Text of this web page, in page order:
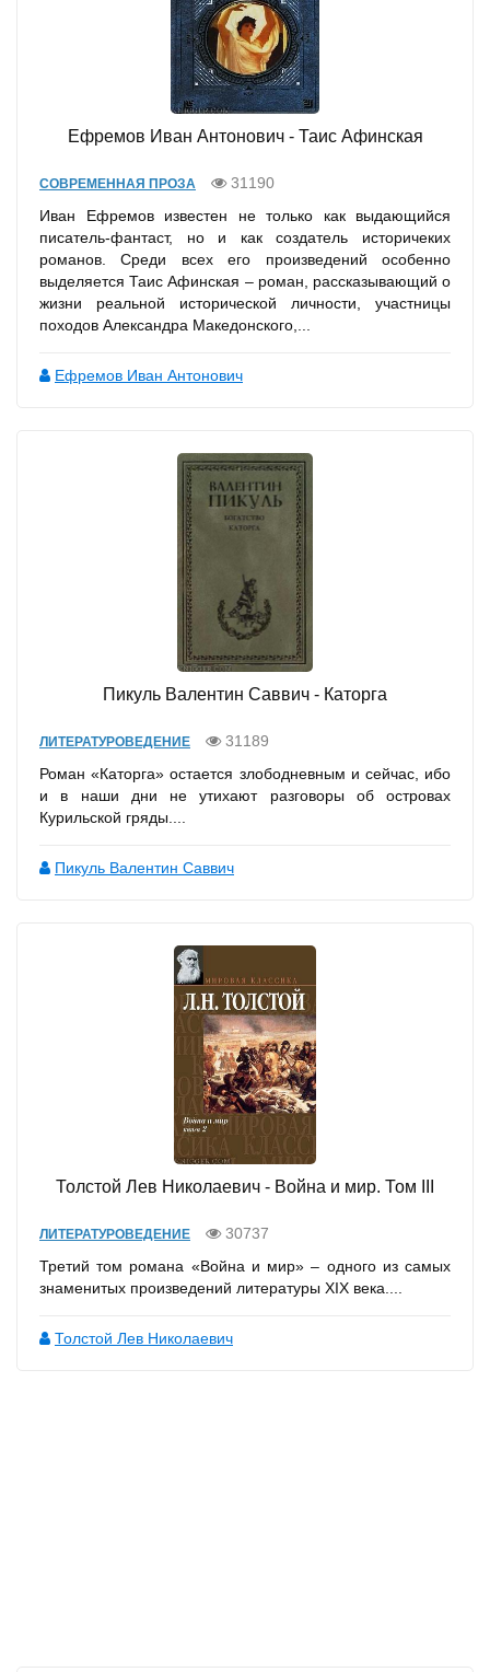
Ефремов Иван Антонович - Таис Афинская
СОВРЕМЕННАЯ ПРОЗА
31190
Иван Ефремов известен не только как выдающийся
писатель-фантаст, но и как создатель историчеких
романов. Среди всех его произведений особенно
выделяется Таис Афинская – роман, рассказывающий о
жизни реальной исторической личности, участницы
походов Александра Македонского,...
Ефремов Иван Антонович
Пикуль Валентин Саввич - Каторга
ЛИТЕРАТУРОВЕДЕНИЕ
31189
Роман «Каторга» остается злободневным и сейчас, ибо
и в наши дни не утихают разговоры об островах
Курильской гряды....
Пикуль Валентин Саввич
Толстой Лев Николаевич - Война и мир. Том III
ЛИТЕРАТУРОВЕДЕНИЕ
30737
Третий том романа «Война и мир» – одного из самых
знаменитых произведений литературы XIX века....
Толстой Лев Николаевич